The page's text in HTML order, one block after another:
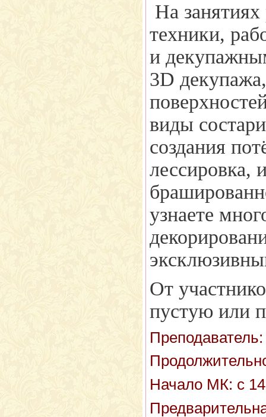
На
техники,
и
3D
виды
создания
лессировка,
узнаете
От
пустую или
Начало МК: с